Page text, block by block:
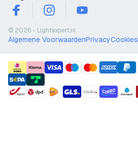
facebookinstagramyoutube
© 2026 - Lightexpert.nl
Algemene VoorwaardenPrivacyCookies
payment methods
shipment methods